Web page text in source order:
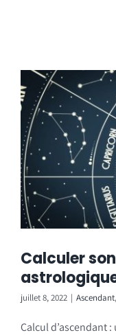
Calculer
juillet 8, 2022 | Ascendant,
Calcul d’ascendant